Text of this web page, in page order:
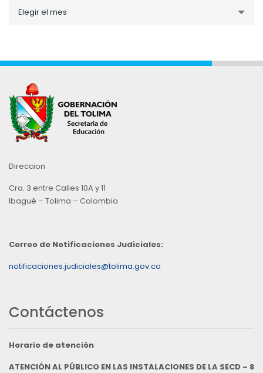
porElegir el mes
Direccion
Cra. 3 entre Calles 10A y 11
Ibagué – Tolima – Colombia
Correo de Notificaciones Judiciales:
notificaciones.judiciales@tolima.gov.co
Contáctenos
Horario de atención
ATENCIÓN AL PÚBLICO EN LAS INSTALACIONES DE LA SECD – 8